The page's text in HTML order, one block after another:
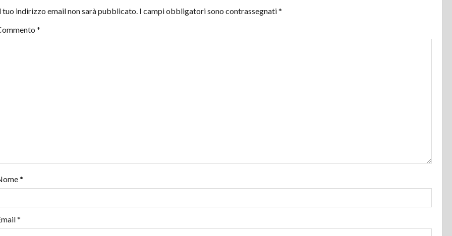
tuo indirizzo email non sarà pubblicato. I campi obbligatori sono contrassegnati*
*
*
*